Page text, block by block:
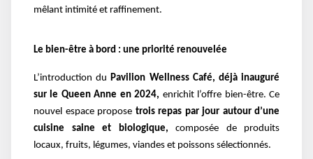
mêlant intimité et raffinement.
Le bien-être à bord : une priorité renouvelée
L’introduction du Pavilion Wellness Café, déjà inauguré
sur le Queen Anne en 2024, enrichit l’offre bien-être. Ce
nouvel espace propose trois repas par jour autour d’une
cuisine saine et biologique, composée de produits
locaux, fruits, légumes, viandes et poissons sélectionnés.